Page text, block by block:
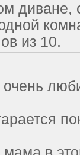
из 10.